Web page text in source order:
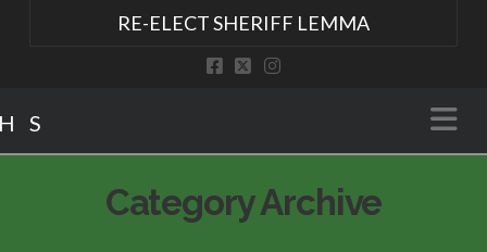
RE-ELECT SHERIFF LEMMA
Category Archive